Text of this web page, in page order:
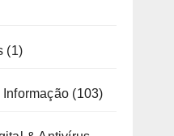
(1)
(103)